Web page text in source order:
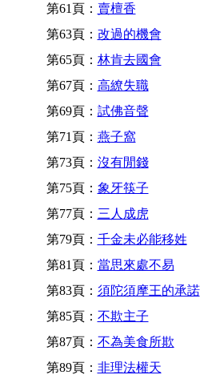
第61頁： 賣檀香
第63頁： 改過的機會
第65頁： 林肯去國會
第67頁： 高繚失職
第69頁： 試佛音聲
第71頁： 燕子窩
第73頁： 沒有閒錢
第75頁： 象牙筷子
第77頁： 三人成虎
第79頁： 千金未必能移姓
第81頁： 當思來處不易
第83頁： 須陀須摩王的承諾
第85頁： 不欺主子
第87頁： 不為美食所欺
第89頁： 非理法權天